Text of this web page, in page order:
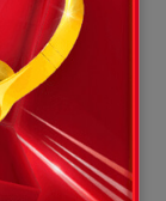
khụy xuống
nổ tung lồng
Mẹ đã định
đến mức… con